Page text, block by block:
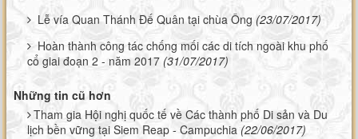
Lễ vía Quan Thánh Đế Quân tại chùa Ông (23/07/2017)
Hoàn thành công tác chống mối các di tích ngoài khu phố
cổ giai đoạn 2 - năm 2017 (31/07/2017)
Những tin cũ hơn
Tham gia Hội nghị quốc tế về Các thành phố Di sản và Du
lịch bền vững tại Siem Reap - Campuchia (22/06/2017)